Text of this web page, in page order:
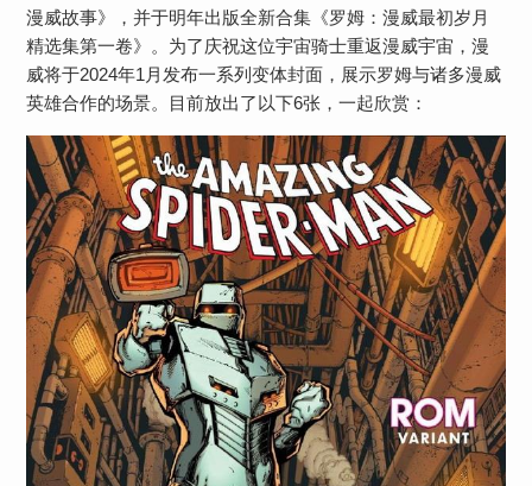
漫威故事》，并于明年出版全新合集《罗姆：漫威最初岁月
精选集第一卷》。为了庆祝这位宇宙骑士重返漫威宇宙，漫
威将于2024年1月发布一系列变体封面，展示罗姆与诸多漫威
英雄合作的场景。目前放出了以下6张，一起欣赏：